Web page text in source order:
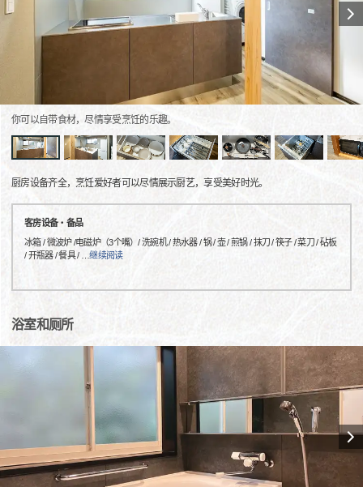
你可以自带食材，尽情享受烹饪的乐趣。
厨房设备齐全，烹饪爱好者可以尽情展示厨艺，享受美好时光。
客房设备・备品
冰箱 / 微波炉 /电磁炉（3个嘴）/ 洗碗机 / 热水器 / 锅 / 壶 / 煎锅 / 抹刀 / 筷子 / 菜刀 / 砧板
/ 开瓶器 / 餐具 /
…继续阅读
浴室和厕所